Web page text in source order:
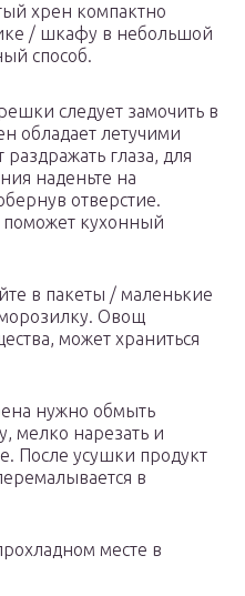
хрен компактно
/ шкафу в небольшой
способ.
следует замочить в
обладает летучими
глаза, для
наденьте на
отверстие.
поможет кухонный
в пакеты / маленькие
Овощ
может храниться
нужно обмыть
мелко нарезать и
После усушки продукт
в
месте в